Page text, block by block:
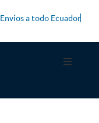
Envíos a todo Ecuador